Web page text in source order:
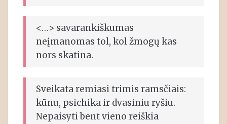
<…> savarankiškumas
neįmanomas tol, kol žmogų kas
nors skatina.
Sveikata remiasi trimis ramsčiais:
kūnu, psichika ir dvasiniu ryšiu.
Nepaisyti bent vieno reiškia